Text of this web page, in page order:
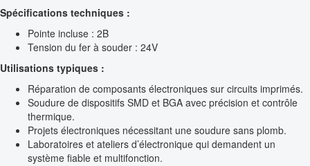
Spécifications techniques :
Pointe incluse : 2B
Tension du fer à souder : 24V
Utilisations typiques :
Réparation de composants électroniques sur circuits imprimés.
Soudure de dispositifs SMD et BGA avec précision et contrôle
thermique.
Projets électroniques nécessitant une soudure sans plomb.
Laboratoires et ateliers d’électronique qui demandent un
système fiable et multifonction.